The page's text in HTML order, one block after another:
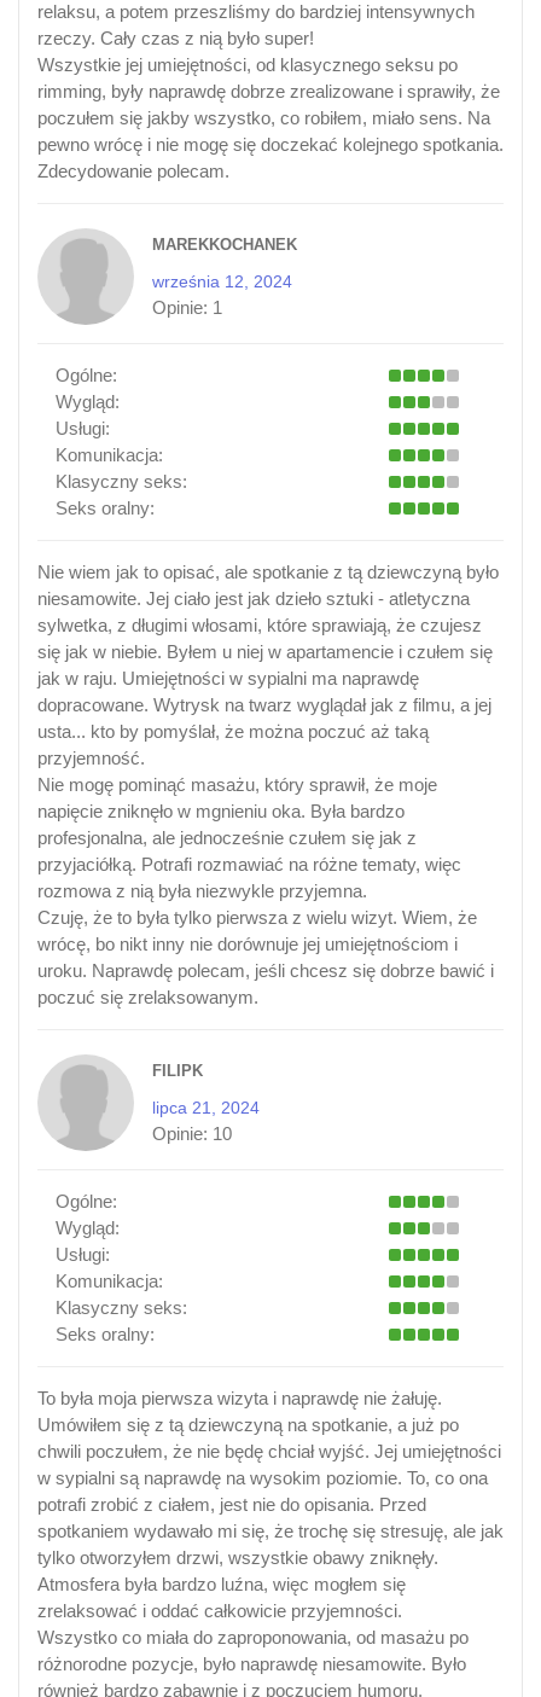
relaksu, a potem przeszliśmy do bardziej intensywnych
rzeczy. Cały czas z nią było super!
Wszystkie jej umiejętności, od klasycznego seksu po
rimming, były naprawdę dobrze zrealizowane i sprawiły, że
poczułem się jakby wszystko, co robiłem, miało sens. Na
pewno wrócę i nie mogę się doczekać kolejnego spotkania.
Zdecydowanie polecam.
MAREKKOCHANEK
września 12, 2024
Opinie: 1
Ogólne:
Wygląd:
Usługi:
Komunikacja:
Klasyczny seks:
Seks oralny:
Nie wiem jak to opisać, ale spotkanie z tą dziewczyną było
niesamowite. Jej ciało jest jak dzieło sztuki - atletyczna
sylwetka, z długimi włosami, które sprawiają, że czujesz
się jak w niebie. Byłem u niej w apartamencie i czułem się
jak w raju. Umiejętności w sypialni ma naprawdę
dopracowane. Wytrysk na twarz wyglądał jak z filmu, a jej
usta... kto by pomyślał, że można poczuć aż taką
przyjemność.
Nie mogę pominąć masażu, który sprawił, że moje
napięcie zniknęło w mgnieniu oka. Była bardzo
profesjonalna, ale jednocześnie czułem się jak z
przyjaciółką. Potrafi rozmawiać na różne tematy, więc
rozmowa z nią była niezwykle przyjemna.
Czuję, że to była tylko pierwsza z wielu wizyt. Wiem, że
wrócę, bo nikt inny nie dorównuje jej umiejętnościom i
uroku. Naprawdę polecam, jeśli chcesz się dobrze bawić i
poczuć się zrelaksowanym.
FILIPK
lipca 21, 2024
Opinie: 10
Ogólne:
Wygląd:
Usługi:
Komunikacja:
Klasyczny seks:
Seks oralny:
To była moja pierwsza wizyta i naprawdę nie żałuję.
Umówiłem się z tą dziewczyną na spotkanie, a już po
chwili poczułem, że nie będę chciał wyjść. Jej umiejętności
w sypialni są naprawdę na wysokim poziomie. To, co ona
potrafi zrobić z ciałem, jest nie do opisania. Przed
spotkaniem wydawało mi się, że trochę się stresuję, ale jak
tylko otworzyłem drzwi, wszystkie obawy zniknęły.
Atmosfera była bardzo luźna, więc mogłem się
zrelaksować i oddać całkowicie przyjemności.
Wszystko co miała do zaproponowania, od masażu po
różnorodne pozycje, było naprawdę niesamowite. Było
również bardzo zabawnie i z poczuciem humoru.